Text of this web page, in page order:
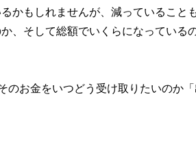
かもしれませんが、減っていること
、そして総額でいくらになっているの
のお金をいつどう受け取りたいのか「